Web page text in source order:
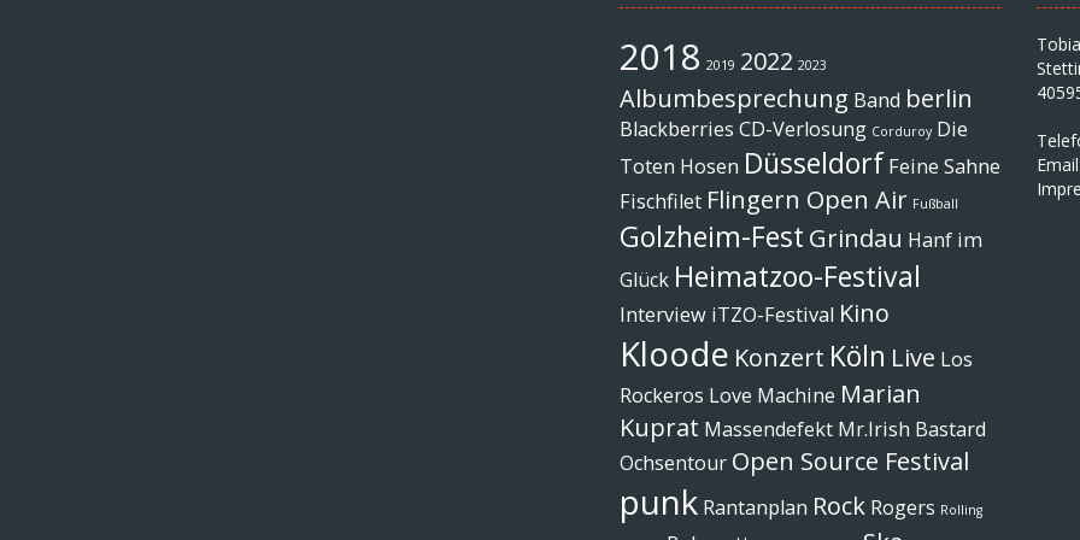
2018 2019 2022 2023
Albumbesprechung Band berlin
Blackberries CD-Verlosung Corduroy Die
Toten Hosen Düsseldorf Feine Sahne
Fischfilet Flingern Open Air Fußball
Golzheim-Fest Grindau Hanf im
Glück Heimatzoo-Festival
Interview iTZO-Festival Kino
Kloode Konzert Köln Live Los
Rockeros Love Machine Marian
Kuprat Massendefekt Mr.Irish Bastard
Ochsentour Open Source Festival
punk Rantanplan Rock Rogers Rolling